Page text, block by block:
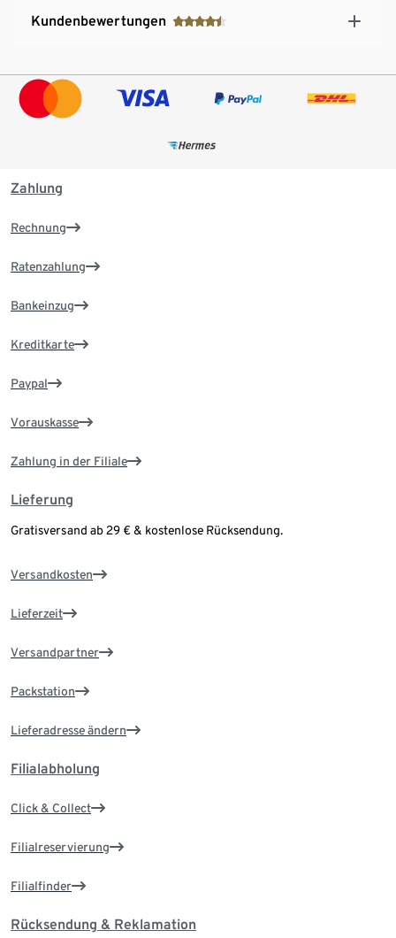
Kundenbewertungen
Zahlung
Rechnung
Ratenzahlung
Bankeinzug
Kreditkarte
Paypal
Vorauskasse
Zahlung in der Filiale
Lieferung
Gratisversand ab 29 € & kostenlose Rücksendung.
Versandkosten
Lieferzeit
Versandpartner
Packstation
Lieferadresse ändern
Filialabholung
Click & Collect
Filialreservierung
Filialfinder
Rücksendung & Reklamation